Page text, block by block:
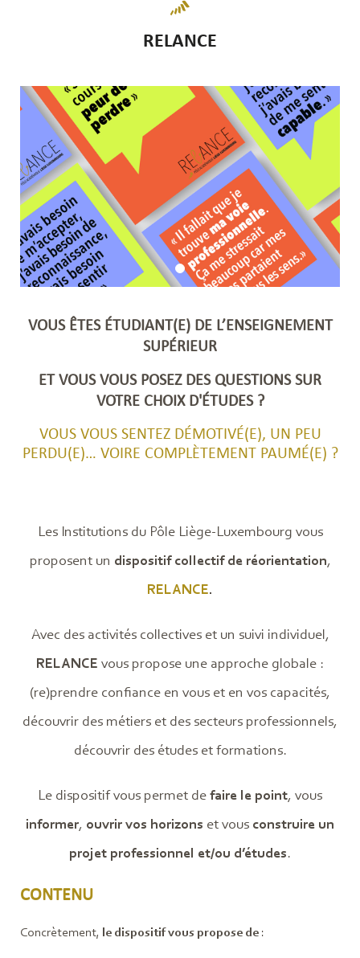
RELANCE
VOUS ÊTES ÉTUDIANT(E) DE L’ENSEIGNEMENT
SUPÉRIEUR
ET VOUS VOUS POSEZ DES QUESTIONS SUR
VOTRE CHOIX D'ÉTUDES ?
VOUS VOUS SENTEZ DÉMOTIVÉ(E), UN PEU
PERDU(E)… VOIRE COMPLÈTEMENT PAUMÉ(E) ?
Les Institutions du Pôle Liège-Luxembourg vous
proposent un dispositif collectif de réorientation,
RELANCE.
Avec des activités collectives et un suivi individuel,
RELANCE vous propose une approche globale :
(re)prendre confiance en vous et en vos capacités,
découvrir des métiers et des secteurs professionnels,
découvrir des études et formations.
Le dispositif vous permet de faire le point, vous
informer, ouvrir vos horizons et vous construire un
projet professionnel et/ou d’études.
CONTENU
Concrètement, le dispositif vous propose de :